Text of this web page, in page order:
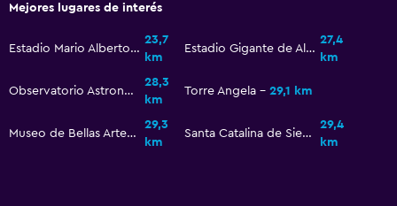
Armario o clóset
Limpieza diaria
Cámaras CCTV en el exterior
Mejores lugares de interés
Estadio Mario Alberto Kempes
23,7
km
Estadio Gigante de Alberdi
27,4
km
Observatorio Astronómico de Córdoba
28,3
km
Torre Angela 29,1 km
Museo de Bellas Artes Dr. Genaro Perez
29,3
km
Santa Catalina de Siena Church
29,4
km